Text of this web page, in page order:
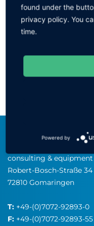
Zubehör
KEINATH Electronic
consulting & equipment
Robert-Bosch-Straße 34
72810 Gomaringen
T: +49-(0)7072-92893-0
F: +49-(0)7072-92893-55
found under the
privacy policy. You
time.
Powered by